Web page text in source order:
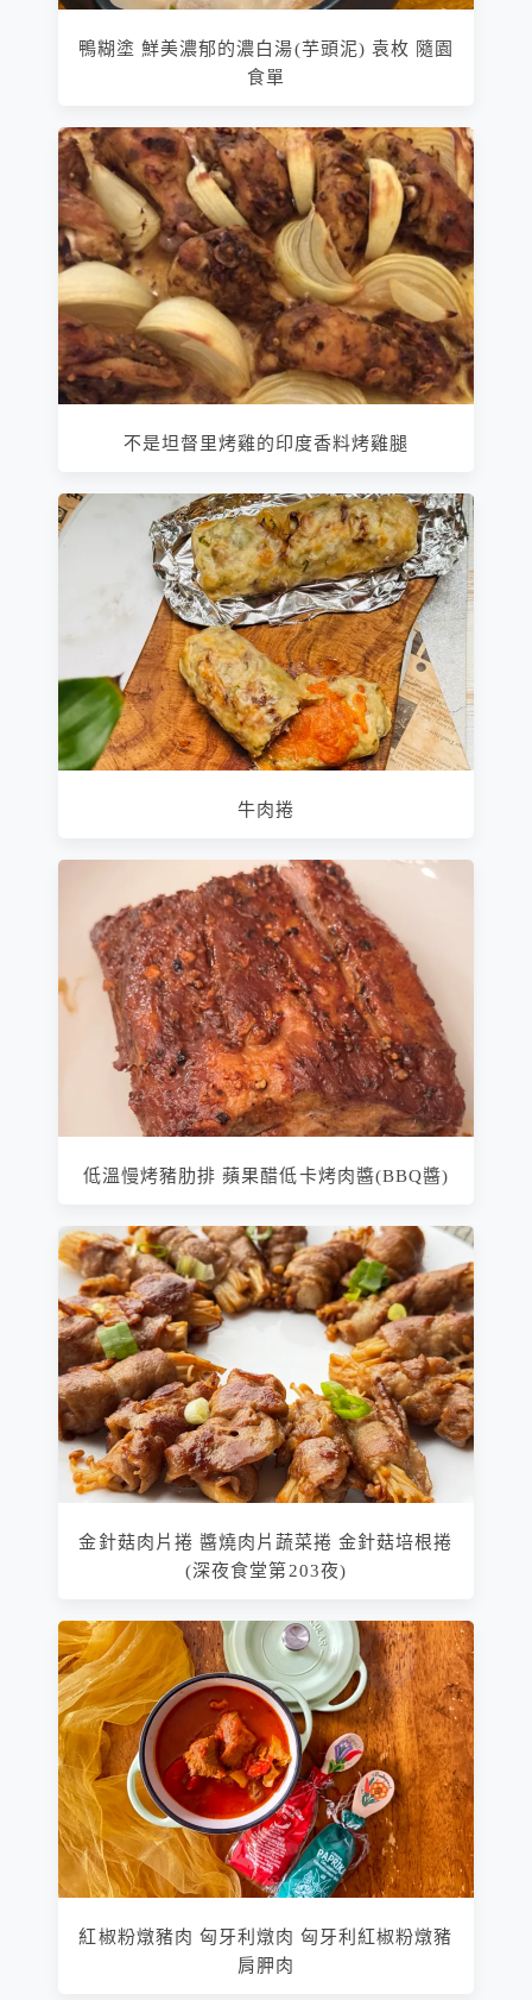
鴨糊塗 鮮美濃郁的濃白湯(芋頭泥) 袁枚 隨園
食單
不是坦督里烤雞的印度香料烤雞腿
牛肉捲
低溫慢烤豬肋排 蘋果醋低卡烤肉醬(BBQ醬)
金針菇肉片捲 醬燒肉片蔬菜捲 金針菇培根捲
(深夜食堂第203夜)
紅椒粉燉豬肉 匈牙利燉肉 匈牙利紅椒粉燉豬
肩胛肉